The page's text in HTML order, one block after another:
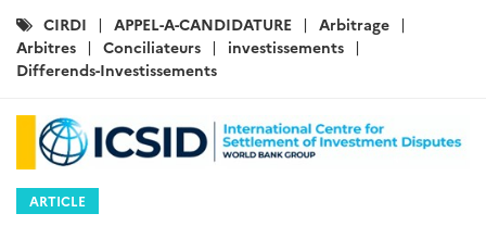
Catégories
:
CIRDI APPEL-A-CANDIDATURE
Arbitrage
Arbitres
Conciliateurs
investissements
Differends-Investissements
ARTICLE